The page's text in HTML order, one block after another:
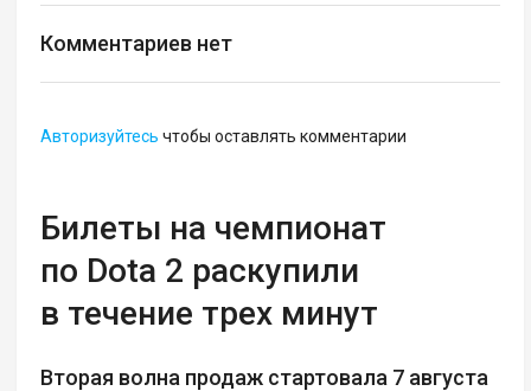
Комментариев нет
Авторизуйтесь чтобы оставлять комментарии
Билеты на чемпионат
по Dota 2 раскупили
в течение трех минут
Вторая волна продаж стартовала 7 августа